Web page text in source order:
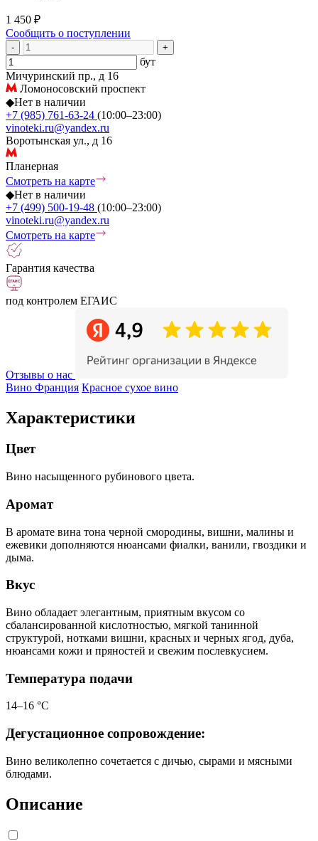
1 450 ₽
Сообщить о поступлении
- +
бут
Мичуринский пр., д 16
Ломоносовский проспект
◆Нет в наличии
+7 (985) 761-63-24 (10:00–23:00)
vinoteki.ru@yandex.ru
Воротынская ул., д 16
Планерная
Смотреть на карте
◆Нет в наличии
+7 (499) 500-19-48 (10:00–23:00)
vinoteki.ru@yandex.ru
Смотреть на карте
Гарантия качества
под контролем ЕГАИС
Отзывы о нас
Вино Франция Красное сухое вино
Характеристики
Цвет
Вино насыщенного рубинового цвета.
Аромат
В аромате вина тона черной смородины, вишни, малины и
ежевики дополняются нюансами фиалки, ванили, гвоздики и
дыма.
Вкус
Вино обладает элегантным, приятным вкусом со
сбалансированной кислотностью, мягкой танинной
структурой, нотками вишни, красных и черных ягод, дуба,
нюансами кожи и пряностей и свежим послевкусием.
Температура подачи
14–16 °С
Дегустационное сопровождение:
Вино великолепно сочетается с дичью, сырами и мясными
блюдами.
Описание